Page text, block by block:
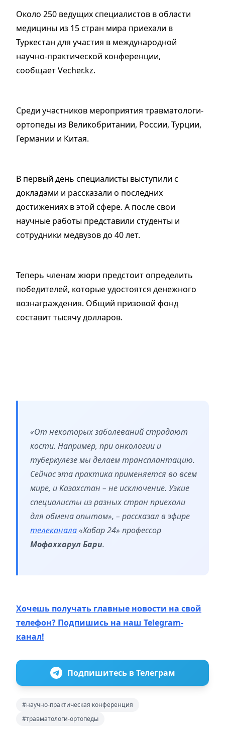
Около 250 ведущих специалистов в области
медицины из 15 стран мира приехали в
Туркестан для участия в международной
научно-практической конференции,
сообщает Vecher.kz.
Среди участников мероприятия травматологи-
ортопеды из Великобритании, России, Турции,
Германии и Китая.
В первый день специалисты выступили с
докладами и рассказали о последних
достижениях в этой сфере. А после свои
научные работы представили студенты и
сотрудники медвузов до 40 лет.
Теперь членам жюри предстоит определить
победителей, которые удостоятся денежного
вознаграждения. Общий призовой фонд
составит тысячу долларов.
«От некоторых заболеваний страдают
кости. Например, при онкологии и
туберкулезе мы делаем трансплантацию.
Сейчас эта практика применяется во всем
мире, и Казахстан – не исключение. Узкие
специалисты из разных стран приехали
для обмена опытом», – рассказал в эфире
телеканала«Хабар 24» профессор
Мофаххарул Бари.
Хочешь получать главные новости на свой
телефон? Подпишись на наш Telegram-
канал!
Подпишитесь в Телеграм
#научно-практическая конференция
#травматологи-ортопеды